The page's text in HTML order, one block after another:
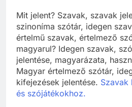
Mit jelent? Szavak, szavak
szinoníma szótár, idegen
értelmű szavak, értelmező
magyarul? Idegen szavak,
jelentése, magyarázata,
Magyar értelmező szótár,
kifejezések jelentése. Szavak
és szójátékokhoz.